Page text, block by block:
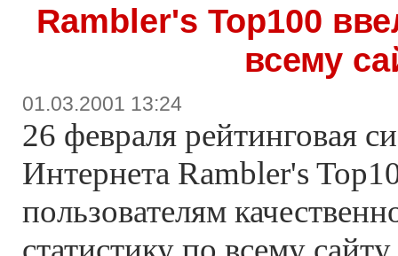
Rambler's Top100
всему
01.03.2001 13:24
26 февраля рейтинговая
Интернета Rambler's
пользователям